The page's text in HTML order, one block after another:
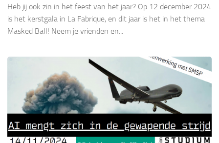
Heb jij ook zin in het feest van het jaar? Op 12 december 2024
is het kerstgala in La Fabrique, en dit jaar is het in het thema
Masked Ball! Neem je vrienden en...